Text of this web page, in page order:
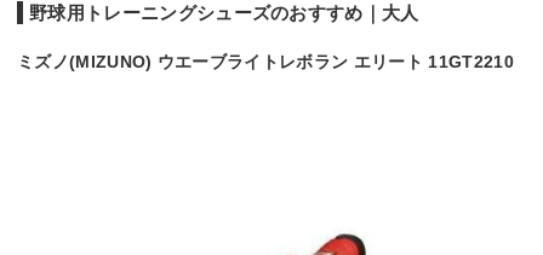
野球用トレーニングシューズのおすすめ｜大人
ミズノ(MIZUNO) ウエーブライトレボラン エリート 11GT2210